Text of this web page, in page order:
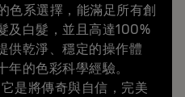
色系選擇，能滿足所有創
及白髮，並且高達100%
供乾淨、穩定的操作體
的色彩科學經驗。
是將傳奇與自信，完美